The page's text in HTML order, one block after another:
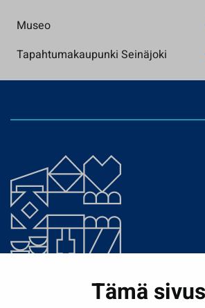
Tämä
Museo
Tapahtumakaupunki Seinäjoki